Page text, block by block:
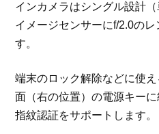
インカメラはシングル設計
イメージセンサーにf/2.0の
す。
端末のロック解除などに使
面（右の位置）の電源キー
指紋認証をサポートします。